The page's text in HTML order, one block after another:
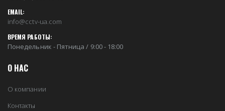
EMAIL:
info@cctv-ua.com
ВРЕМЯ РАБОТЫ:
Понедельник - Пятница / 9:00 - 18:00
О НАС
О компании
Контакты